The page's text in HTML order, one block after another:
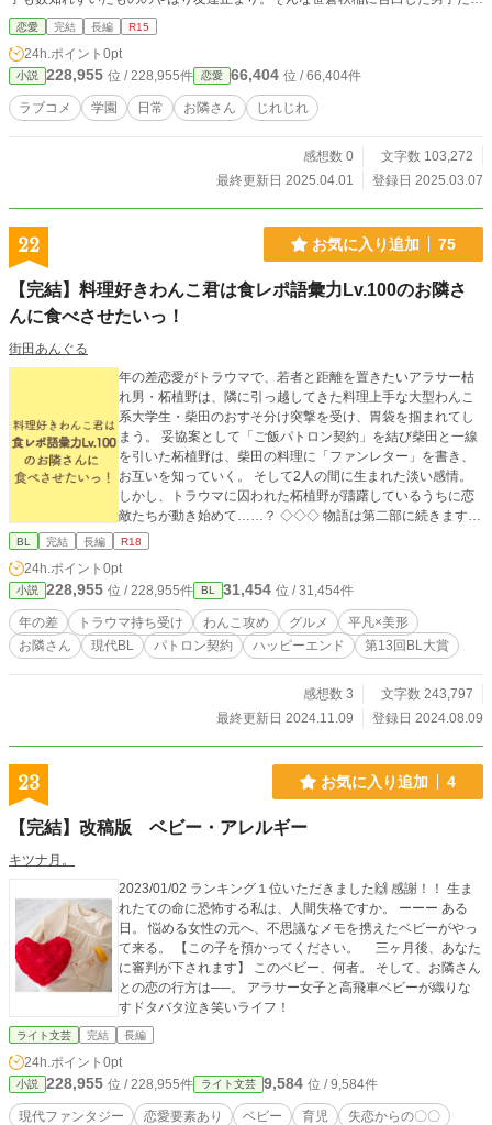
の間には、フラれたうちに入らない無傷の戦友として友情が芽生えたとかなんと
か。あくまで友達扱いをしていた彼女は、男女関係なく分け隔てない優しさがあ
ったので人気は不動のものだった。 「高校生になってもずっとお友達だよ！」
「……あ、うん」 「友達は友達だからね？」 やんわりとお断りされたけどお友
達な関係、しかもお隣同士な二人の不思議な関係。 本音がつかめない女子、笹
倉秋稲と栗城幸多の関係はとてもゆっくりとした時間の中から徐々に本当の気持
恋愛 完結 長編 R15
24h.ポイント 0pt
小説 228,955 位 / 228,955件 恋愛 66,404 位 / 66,404件
ラブコメ 学園 日常 お隣さん じれじれ
感想数 0
文字数 103,272
最終更新日 2025.04.01
登録日 2025.03.07
22 お気に入り追加 75
【完結】料理好きわんこ君は食レポ語彙力Lv.100のお隣さ
んに食べさせたいっ！
街田あんぐる
年の差恋愛がトラウマで、若者と距離を置きたいアラサー枯
れ男・柘植野は、隣に引っ越してきた料理上手な大型わんこ
系大学生・柴田のおすそ分け突撃を受け、胃袋を掴まれてし
まう。 妥協案として「ご飯パトロン契約」を結び柴田と一線
を引いた柘植野は、柴田の料理に「ファンレター」を書き、
お互いを知っていく。 そして2人の間に生まれた淡い感情。
しかし、トラウマに囚われた柘植野が躊躇しているうちに恋
敵たちが動き始めて……？ ◇◇◇ 物語は第二部に続きます
が、第二部は「おかわり！」という感じで、結構独立したス
の［Rising Star］特集掲載作品です。
BL 完結 長編 R18
24h.ポイント 0pt
小説 228,955 位 / 228,955件 BL 31,454 位 / 31,454件
年の差 トラウマ持ち受け わんこ攻め グルメ
平凡×美形
お隣さん
現代BL パトロン契約 ハッピーエンド 第13回BL大賞
感想数 3
文字数 243,797
最終更新日 2024.11.09
登録日 2024.08.09
23 お気に入り追加 4
【完結】改稿版 ベビー・アレルギー
キツナ月。
2023/01/02 ランキング１位いただきました🙌 感謝！！ 生ま
れたての命に恐怖する私は、人間失格ですか。 ーーー ある
日。 悩める女性の元へ、不思議なメモを携えたベビーがやっ
て来る。 【この子を預かってください。 三ヶ月後、あなた
に審判が下されます】 このベビー、何者。 そして、お隣さん
との恋の行方は──。 アラサー女子と高飛車ベビーが織りな
すドタバタ泣き笑いライフ！
ライト文芸 完結 長編
24h.ポイント 0pt
小説 228,955 位 / 228,955件 ライト文芸 9,584 位 / 9,584件
現代ファンタジー 恋愛要素あり ベビー 育児
失恋からの〇〇